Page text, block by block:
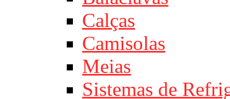
Calças
Camisolas
Meias
Sistemas de